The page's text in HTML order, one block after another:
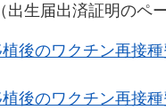
生届出済証明のペ
後のワクチン再接
後のワクチン再接